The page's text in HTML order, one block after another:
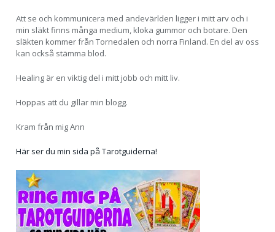
Att se och kommunicera med andevärlden ligger i mitt arv och i
min släkt finns många medium, kloka gummor och botare. Den
släkten kommer från Tornedalen och norra Finland. En del av oss
kan också stämma blod.
Healing är en viktig del i mitt jobb och mitt liv.
Hoppas att du gillar min blogg.
Kram från mig Ann
Här ser du min sida på Tarotguiderna!